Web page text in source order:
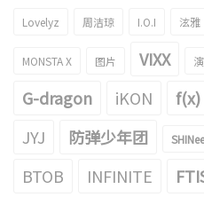
Lovelyz 周洁琼 I.O.I 泫雅
MONSTA X 图片 VIXX
G-dragon iKON f(x)
JYJ 防弹少年团 SHINee
BTOB INFINITE